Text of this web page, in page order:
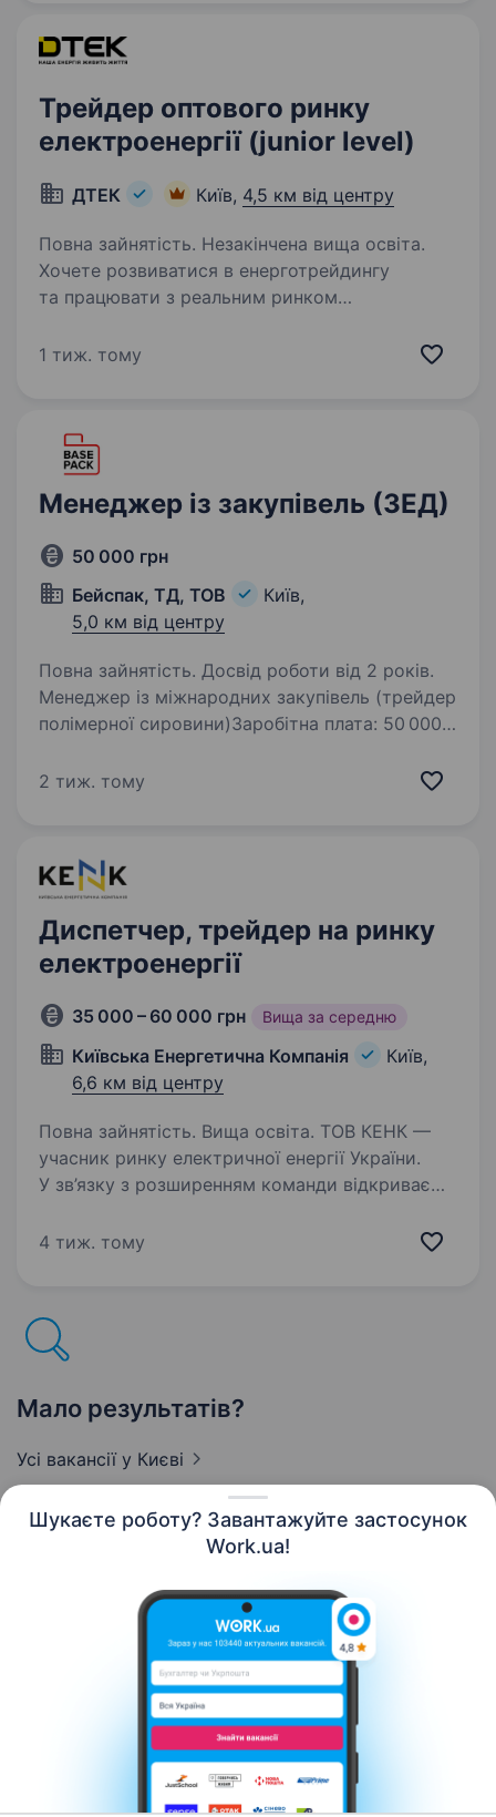
Шукаєте роботу? Завантажуйте застосунок
Work.ua!
Трейдер оптового ринку
електроенергії (junior level)
ДТЕК Київ, 4,5 км від центру
Повна зайнятість. Незакінчена вища освіта.
Хочете розвиватися в енерготрейдингу
та працювати з реальним ринком
до команди Трейдера на оптовому ринку
1 тиж. тому
Менеджер із закупівель (ЗЕД)
50 000 грн
Бейспак, ТД, ТОВ
Київ,
5,0 км від центру
Повна зайнятість. Досвід роботи від 2 років.
Менеджер із міжнародних закупівель (трейдер
полімерної сировини)Заробітна плата: 50 000
—18:00 Місце роботи: м. Київ, район метро
2 тиж. тому
Диспетчер, трейдер на ринку
електроенергії
35 000 – 60 000 грн Вища за середню
Київська Енергетична Компанія
Київ,
6,6 км від центру
Повна зайнятість. Вища освіта. ТОВ КЕНК —
учасник ринку електричної енергії України.
У зв’язку з розширенням команди відкриваємо
на ринку елекроенергії, який керуватиме
4 тиж. тому
Мало результатів?
Усі вакансії у Києві
Контакти Про нас
Кар’єра
Допомога Умови використання